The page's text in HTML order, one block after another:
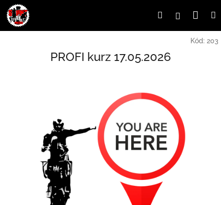
Prejsť
na
obsah
Hľadať
Kód: 203
PROFI kurz 17.05.2026